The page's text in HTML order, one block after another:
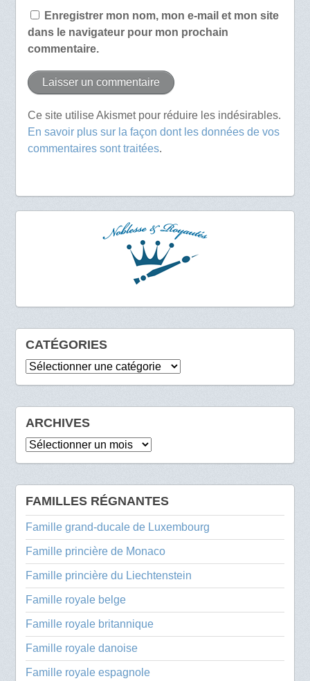
Enregistrer mon nom, mon e-mail et mon site
dans le navigateur pour mon prochain
commentaire.
Ce site utilise Akismet pour réduire les indésirables.
En savoir plus sur la façon dont les données de vos
commentaires sont traitées.
CATÉGORIES
Catégories
ARCHIVES
Archives
FAMILLES RÉGNANTES
Famille grand-ducale de Luxembourg
Famille princière de Monaco
Famille princière du Liechtenstein
Famille royale belge
Famille royale britannique
Famille royale danoise
Famille royale espagnole